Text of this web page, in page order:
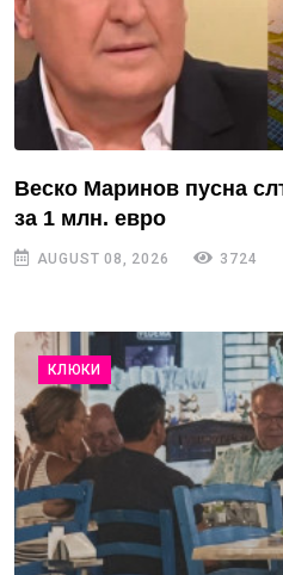
Веско Маринов пусна
за 1 млн. евро
AUGUST 08, 2026 3724
КЛЮКИ